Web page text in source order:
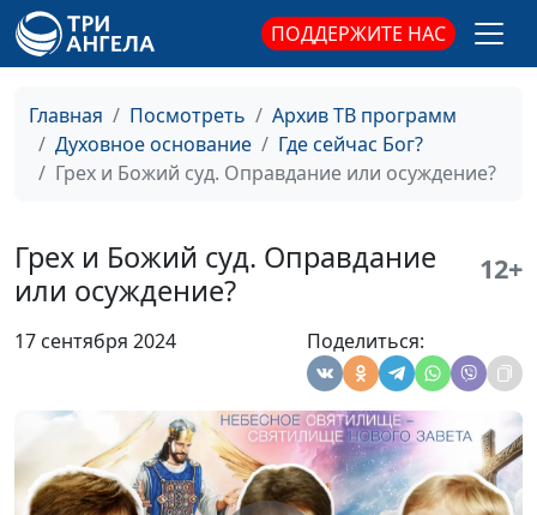
ПОДДЕРЖИТЕ НАС
Главная Посмотреть
Архив ТВ программ
Духовное основание
Где сейчас Бог?
Грех и Божий суд. Оправдание или осуждение?
Грех и Божий суд. Оправдание
или осуждение?
12+
17 сентября 2024 Поделиться:
Варнавская
судить?
Александр Камнев,
пресвитер церкви
и Елена
По каким критериям нас
будет судить Бог?
Юлия Уткина,
Александр Камнев,
и Елена
Варнавская
Как подготовиться к
Божьему суду?
Оправдание верой
Юлия Уткина,
Александр Камнев,
пресвитер церкви
и Елена